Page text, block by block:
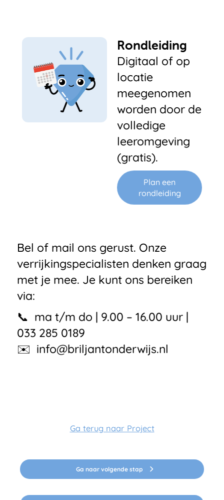
Rondleiding
Digitaal of op
locatie
meegenomen
worden door de
volledige
leeromgeving
(gratis).
Plan een
rondleiding
Bel of mail ons gerust. Onze
verrijkingspecialisten denken graag
met je mee. Je kunt ons bereiken
via:
📞 ma t/m do | 9.00 – 16.00 uur |
033 285 0189
✉️ info@briljantonderwijs.nl
Ga terug naar Project
Ga naar volgende stap